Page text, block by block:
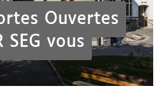
Ouvertes
SEG vous